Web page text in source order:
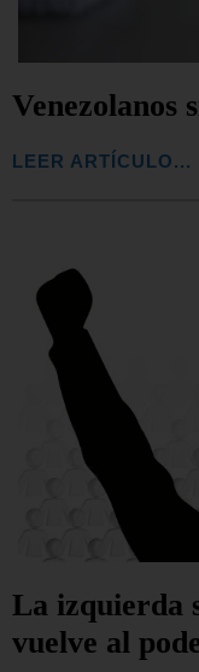
Venezolanos
LEER ARTÍCULO...
La izquierda
vuelve al